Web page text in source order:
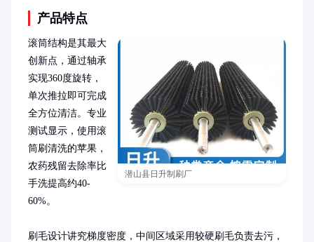
产品特点
潜山县日升制刷厂
滚筒结构是其最大
创新点，通过轴承
实现360度旋转，
单次推拉即可完成
全方位清洁。专业
测试显示，使用滚
筒刷清洗的苹果，
农药残留去除率比
手洗提高约40-
60%。
刷毛设计讲究梯度密度，中间区域采用较硬刷毛负责去污，